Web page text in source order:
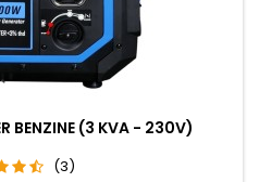
BENZINE (3 KVA - 230V)
(3)